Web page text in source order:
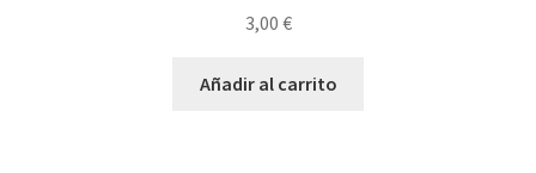
3,00 €
Añadir al carrito